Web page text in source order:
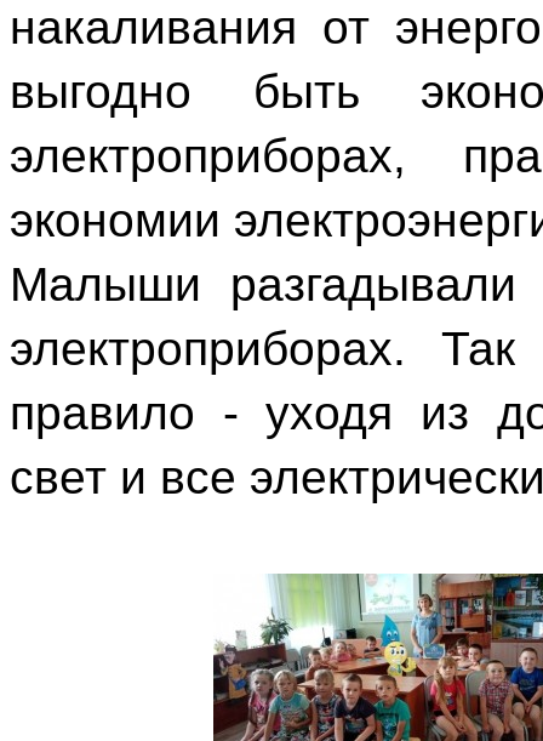
накаливания от
выгодно быть
электроприборах,
экономии
Малыши разгадывали
электроприборах.
правило - уходя из
свет и все